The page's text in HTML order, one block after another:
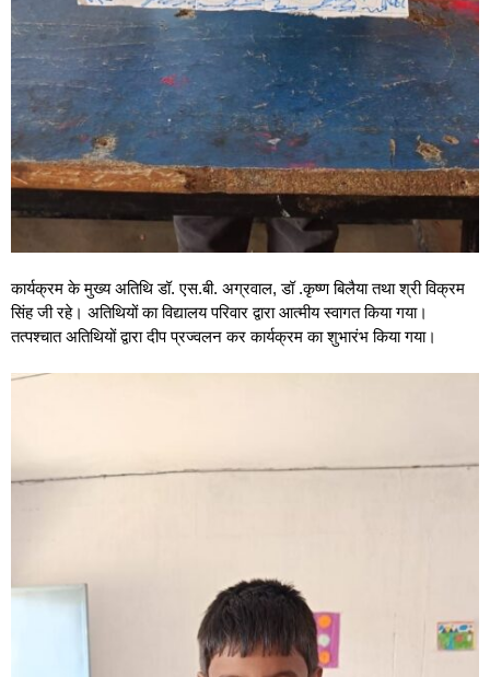
कार्यक्रम के मुख्य अतिथि डॉ. एस.बी. अग्रवाल, डॉ .कृष्ण बिलैया तथा श्री विक्रम
सिंह जी रहे। अतिथियों का विद्यालय परिवार द्वारा आत्मीय स्वागत किया गया।
तत्पश्चात अतिथियों द्वारा दीप प्रज्वलन कर कार्यक्रम का शुभारंभ किया गया।